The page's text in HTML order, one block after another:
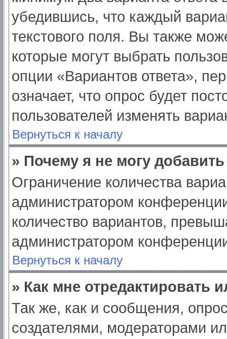
убедившись, что каждый
текстового поля. Вы также
которые могут выбрать
опции «Вариантов ответа»,
означает, что опрос будет
пользователей изменять
Вернуться к началу
» Почему я не могу
Ограничение количества
администратором
количество вариантов,
администратором
Вернуться к началу
» Как мне отредактировать
Так же, как и сообщения,
создателями, модераторами